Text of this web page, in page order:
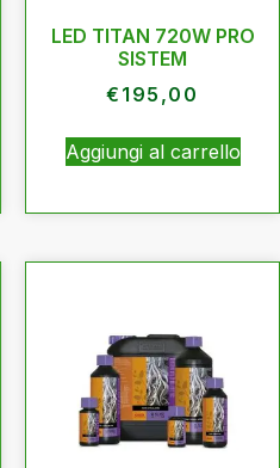
LED TITAN 720W PRO
SISTEM
€ 195,00
Aggiungi al carrello